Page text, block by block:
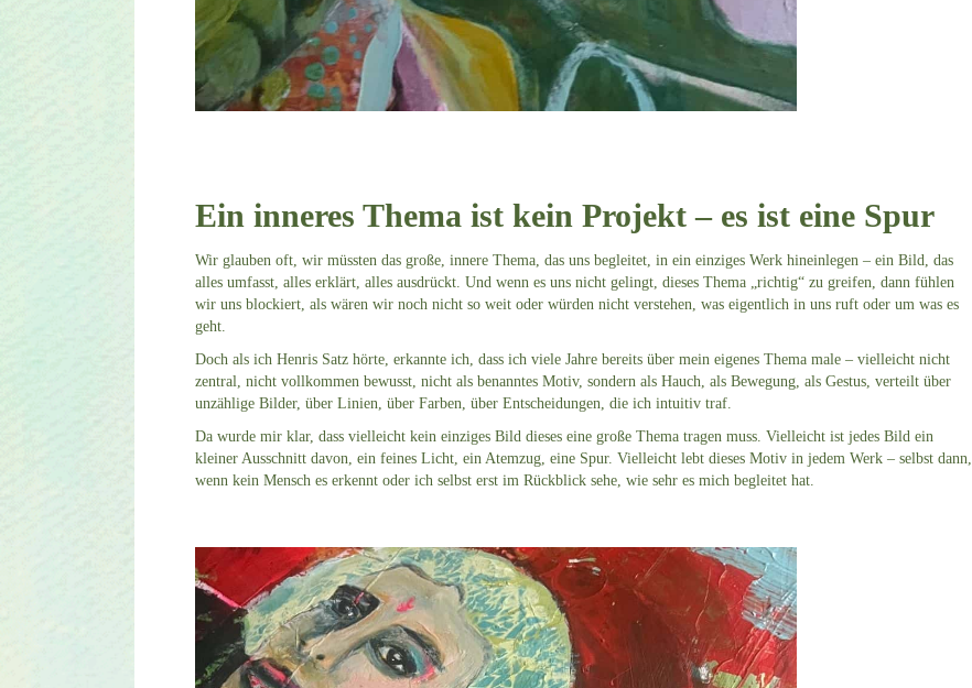
Ein inneres Thema ist kein Projekt – es ist eine Spur
Wir glauben oft, wir müssten das große, innere Thema, das uns begleitet, in ein einziges Werk hineinlegen – ein Bild, das
alles umfasst, alles erklärt, alles ausdrückt. Und wenn es uns nicht gelingt, dieses Thema „richtig“ zu greifen, dann fühlen
wir uns blockiert, als wären wir noch nicht so weit oder würden nicht verstehen, was eigentlich in uns ruft oder um was es
geht.
Doch als ich Henris Satz hörte, erkannte ich, dass ich viele Jahre bereits über mein eigenes Thema male – vielleicht nicht
zentral, nicht vollkommen bewusst, nicht als benanntes Motiv, sondern als Hauch, als Bewegung, als Gestus, verteilt über
unzählige Bilder, über Linien, über Farben, über Entscheidungen, die ich intuitiv traf.
Da wurde mir klar, dass vielleicht kein einziges Bild dieses eine große Thema tragen muss. Vielleicht ist jedes Bild ein
kleiner Ausschnitt davon, ein feines Licht, ein Atemzug, eine Spur. Vielleicht lebt dieses Motiv in jedem Werk – selbst dann,
wenn kein Mensch es erkennt oder ich selbst erst im Rückblick sehe, wie sehr es mich begleitet hat.